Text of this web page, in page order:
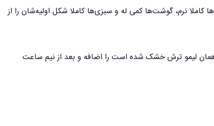
کاملا نرم، گوشت‌ها کمی له و سبزی‌ها کاملا شکل اولیه‌شان را از
لیمو ترش خشک شده است را اضافه و بعد از نیم ساعت